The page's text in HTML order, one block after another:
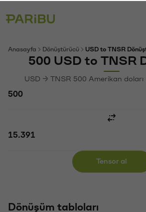
Anasayfa Dönüştürücü USD to TNSR
500 USD to TNSR
USD → TNSR 500 Amerikan
Tensor al
Dönüşüm tabloları